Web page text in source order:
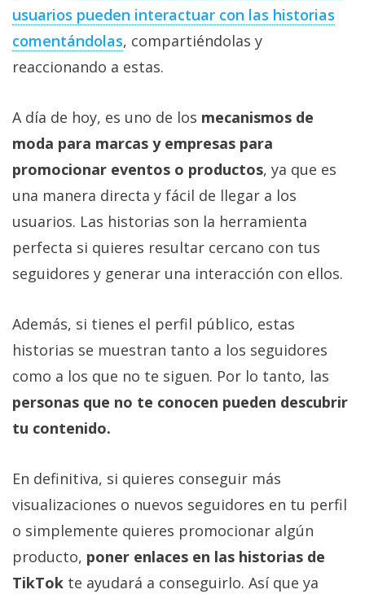
usuarios pueden interactuar con las historias
comentándolas, compartiéndolas y
reaccionando a estas.
A día de hoy, es uno de los mecanismos de
moda para marcas y empresas para
promocionar eventos o productos, ya que es
una manera directa y fácil de llegar a los
usuarios. Las historias son la herramienta
perfecta si quieres resultar cercano con tus
seguidores y generar una interacción con ellos.
Además, si tienes el perfil público, estas
historias se muestran tanto a los seguidores
como a los que no te siguen. Por lo tanto, las
personas que no te conocen pueden descubrir
tu contenido.
En definitiva, si quieres conseguir más
visualizaciones o nuevos seguidores en tu perfil
o simplemente quieres promocionar algún
producto, poner enlaces en las historias de
TikTok te ayudará a conseguirlo. Así que ya